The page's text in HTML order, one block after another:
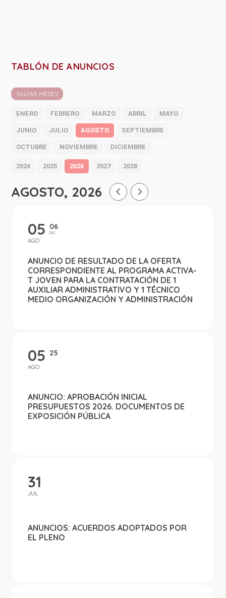
TABLÓN DE ANUNCIOS
SALTAR MESES
ENERO FEBRERO MARZO ABRIL MAYO
JUNIO JULIO AGOSTO SEPTIEMBRE
OCTUBRE NOVIEMBRE DICIEMBRE
2024 2025 2026 2027 2028
AGOSTO, 2026
05
AGO
06
DIC
ANUNCIO DE RESULTADO DE LA OFERTA
CORRESPONDIENTE AL PROGRAMA ACTIVA-
T JOVEN PARA LA CONTRATACIÓN DE 1
AUXILIAR ADMINISTRATIVO Y 1 TÉCNICO
MEDIO ORGANIZACIÓN Y ADMINISTRACIÓN
05
AGO
25
ANUNCIO: APROBACIÓN INICIAL
PRESUPUESTOS 2026. DOCUMENTOS DE
EXPOSICIÓN PÚBLICA
31
JUL
ANUNCIOS: ACUERDOS ADOPTADOS POR
EL PLENO